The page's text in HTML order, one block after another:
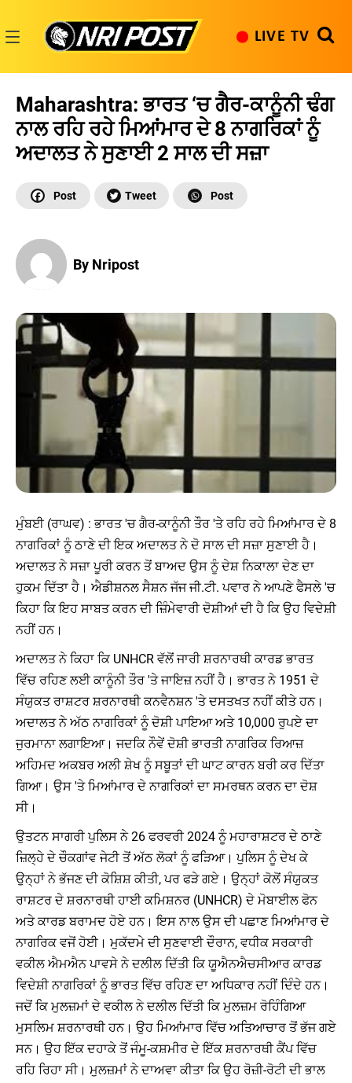
content
LIVE TV
Maharashtra: ਭਾਰਤ ‘ਚ ਗੈਰ-ਕਾਨੂੰਨੀ ਢੰਗ
ਨਾਲ ਰਹਿ ਰਹੇ ਮਿਆਂਮਾਰ ਦੇ 8 ਨਾਗਰਿਕਾਂ ਨੂੰ
ਅਦਾਲਤ ਨੇ ਸੁਣਾਈ 2 ਸਾਲ ਦੀ ਸਜ਼ਾ
By Nripost
ਮੁੰਬਈ (ਰਾਘਵ) : ਭਾਰਤ 'ਚ ਗੈਰ-ਕਾਨੂੰਨੀ ਤੌਰ 'ਤੇ ਰਹਿ ਰਹੇ ਮਿਆਂਮਾਰ ਦੇ 8
ਨਾਗਰਿਕਾਂ ਨੂੰ ਠਾਣੇ ਦੀ ਇਕ ਅਦਾਲਤ ਨੇ ਦੋ ਸਾਲ ਦੀ ਸਜ਼ਾ ਸੁਣਾਈ ਹੈ।
ਅਦਾਲਤ ਨੇ ਸਜ਼ਾ ਪੂਰੀ ਕਰਨ ਤੋਂ ਬਾਅਦ ਉਸ ਨੂੰ ਦੇਸ਼ ਨਿਕਾਲਾ ਦੇਣ ਦਾ
ਹੁਕਮ ਦਿੱਤਾ ਹੈ। ਐਡੀਸ਼ਨਲ ਸੈਸ਼ਨ ਜੱਜ ਜੀ.ਟੀ. ਪਵਾਰ ਨੇ ਆਪਣੇ ਫੈਸਲੇ 'ਚ
ਕਿਹਾ ਕਿ ਇਹ ਸਾਬਤ ਕਰਨ ਦੀ ਜ਼ਿੰਮੇਵਾਰੀ ਦੋਸ਼ੀਆਂ ਦੀ ਹੈ ਕਿ ਉਹ ਵਿਦੇਸ਼ੀ
ਨਹੀਂ ਹਨ।
ਅਦਾਲਤ ਨੇ ਕਿਹਾ ਕਿ UNHCR ਵੱਲੋਂ ਜਾਰੀ ਸ਼ਰਨਾਰਥੀ ਕਾਰਡ ਭਾਰਤ
ਵਿੱਚ ਰਹਿਣ ਲਈ ਕਾਨੂੰਨੀ ਤੌਰ 'ਤੇ ਜਾਇਜ਼ ਨਹੀਂ ਹੈ। ਭਾਰਤ ਨੇ 1951 ਦੇ
ਸੰਯੁਕਤ ਰਾਸ਼ਟਰ ਸ਼ਰਨਾਰਥੀ ਕਨਵੈਨਸ਼ਨ 'ਤੇ ਦਸਤਖਤ ਨਹੀਂ ਕੀਤੇ ਹਨ।
ਅਦਾਲਤ ਨੇ ਅੱਠ ਨਾਗਰਿਕਾਂ ਨੂੰ ਦੋਸ਼ੀ ਪਾਇਆ ਅਤੇ 10,000 ਰੁਪਏ ਦਾ
ਜੁਰਮਾਨਾ ਲਗਾਇਆ। ਜਦਕਿ ਨੌਵੇਂ ਦੋਸ਼ੀ ਭਾਰਤੀ ਨਾਗਰਿਕ ਰਿਆਜ਼
ਅਹਿਮਦ ਅਕਬਰ ਅਲੀ ਸ਼ੇਖ ਨੂੰ ਸਬੂਤਾਂ ਦੀ ਘਾਟ ਕਾਰਨ ਬਰੀ ਕਰ ਦਿੱਤਾ
ਗਿਆ। ਉਸ 'ਤੇ ਮਿਆਂਮਾਰ ਦੇ ਨਾਗਰਿਕਾਂ ਦਾ ਸਮਰਥਨ ਕਰਨ ਦਾ ਦੋਸ਼
ਸੀ।
ਉਤਟਨ ਸਾਗਰੀ ਪੁਲਿਸ ਨੇ 26 ਫਰਵਰੀ 2024 ਨੂੰ ਮਹਾਰਾਸ਼ਟਰ ਦੇ ਠਾਣੇ
ਜ਼ਿਲ੍ਹੇ ਦੇ ਚੌਕਗਾਂਵ ਜੇਟੀ ਤੋਂ ਅੱਠ ਲੋਕਾਂ ਨੂੰ ਫੜਿਆ। ਪੁਲਿਸ ਨੂੰ ਦੇਖ ਕੇ
ਉਨ੍ਹਾਂ ਨੇ ਭੱਜਣ ਦੀ ਕੋਸ਼ਿਸ਼ ਕੀਤੀ, ਪਰ ਫੜੇ ਗਏ। ਉਨ੍ਹਾਂ ਕੋਲੋਂ ਸੰਯੁਕਤ
ਰਾਸ਼ਟਰ ਦੇ ਸ਼ਰਨਾਰਥੀ ਹਾਈ ਕਮਿਸ਼ਨਰ (UNHCR) ਦੇ ਮੋਬਾਈਲ ਫੋਨ
ਅਤੇ ਕਾਰਡ ਬਰਾਮਦ ਹੋਏ ਹਨ। ਇਸ ਨਾਲ ਉਸ ਦੀ ਪਛਾਣ ਮਿਆਂਮਾਰ ਦੇ
ਨਾਗਰਿਕ ਵਜੋਂ ਹੋਈ। ਮੁਕੱਦਮੇ ਦੀ ਸੁਣਵਾਈ ਦੌਰਾਨ, ਵਧੀਕ ਸਰਕਾਰੀ
ਵਕੀਲ ਐਮਐਨ ਪਾਵਸੇ ਨੇ ਦਲੀਲ ਦਿੱਤੀ ਕਿ ਯੂਐਨਐਚਸੀਆਰ ਕਾਰਡ
ਵਿਦੇਸ਼ੀ ਨਾਗਰਿਕਾਂ ਨੂੰ ਭਾਰਤ ਵਿੱਚ ਰਹਿਣ ਦਾ ਅਧਿਕਾਰ ਨਹੀਂ ਦਿੰਦੇ ਹਨ।
ਜਦੋਂ ਕਿ ਮੁਲਜ਼ਮਾਂ ਦੇ ਵਕੀਲ ਨੇ ਦਲੀਲ ਦਿੱਤੀ ਕਿ ਮੁਲਜ਼ਮ ਰੋਹਿੰਗਿਆ
ਮੁਸਲਿਮ ਸ਼ਰਨਾਰਥੀ ਹਨ। ਉਹ ਮਿਆਂਮਾਰ ਵਿੱਚ ਅਤਿਆਚਾਰ ਤੋਂ ਭੱਜ ਗਏ
ਸਨ। ਉਹ ਇੱਕ ਦਹਾਕੇ ਤੋਂ ਜੰਮੂ-ਕਸ਼ਮੀਰ ਦੇ ਇੱਕ ਸ਼ਰਨਾਰਥੀ ਕੈਂਪ ਵਿੱਚ
ਰਹਿ ਰਿਹਾ ਸੀ। ਮੁਲਜ਼ਮਾਂ ਨੇ ਦਾਅਵਾ ਕੀਤਾ ਕਿ ਉਹ ਰੋਜ਼ੀ-ਰੋਟੀ ਦੀ ਭਾਲ